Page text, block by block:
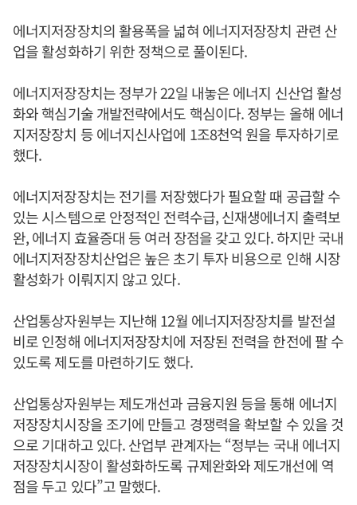
에너지저장장치의 활용폭을 넓혀 에너지저장장치 관련 산
업을 활성화하기 위한 정책으로 풀이된다.
에너지저장장치는 정부가 22일 내놓은 에너지 신산업 활성
화와 핵심기술 개발전략에서도 핵심이다. 정부는 올해 에너
지저장장치 등 에너지신사업에 1조8천억 원을 투자하기로
했다.
에너지저장장치는 전기를 저장했다가 필요할 때 공급할 수
있는 시스템으로 안정적인 전력수급, 신재생에너지 출력보
완, 에너지 효율증대 등 여러 장점을 갖고 있다. 하지만 국내
에너지저장장치산업은 높은 초기 투자 비용으로 인해 시장
활성화가 이뤄지지 않고 있다.
산업통상자원부는 지난해 12월 에너지저장장치를 발전설
비로 인정해 에너지저장장치에 저장된 전력을 한전에 팔 수
있도록 제도를 마련하기도 했다.
산업통상자원부는 제도개선과 금융지원 등을 통해 에너지
저장장치시장을 조기에 만들고 경쟁력을 확보할 수 있을 것
으로 기대하고 있다. 산업부 관계자는 “정부는 국내 에너지
저장장치시장이 활성화하도록 규제완화와 제도개선에 역
점을 두고 있다”고 말했다.